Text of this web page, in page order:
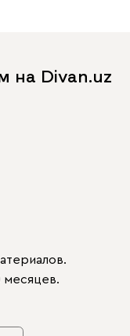
на Divan.uz
месяцев.